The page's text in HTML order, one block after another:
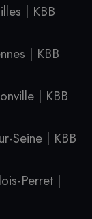
| KBB
| KBB
| KBB
Seine | KBB
Perret |